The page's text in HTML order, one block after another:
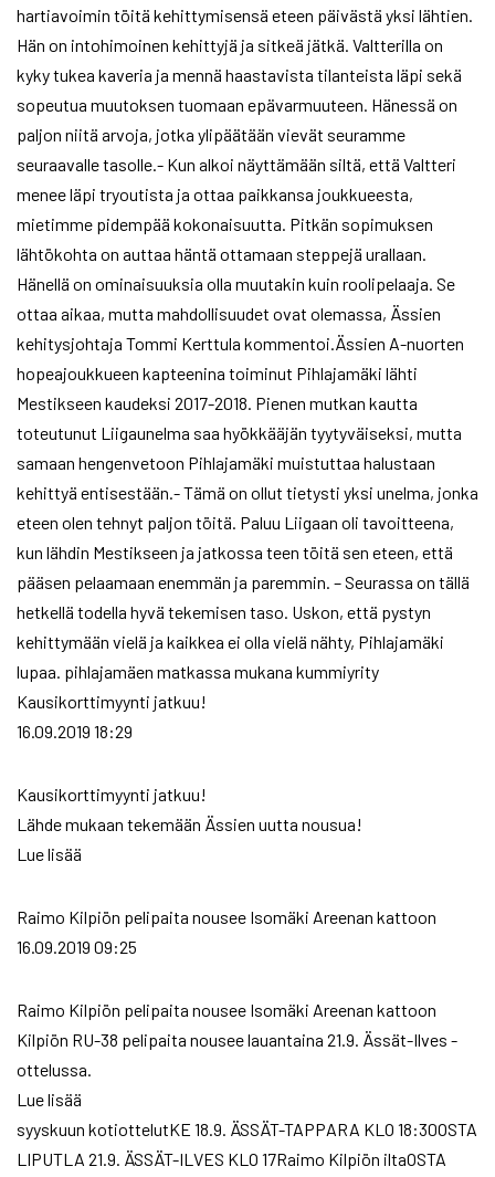
hartiavoimin töitä kehittymisensä eteen päivästä yksi lähtien.
Hän on intohimoinen kehittyjä ja sitkeä jätkä. Valtterilla on
kyky tukea kaveria ja mennä haastavista tilanteista läpi sekä
sopeutua muutoksen tuomaan epävarmuuteen. Hänessä on
paljon niitä arvoja, jotka ylipäätään vievät seuramme
seuraavalle tasolle.- Kun alkoi näyttämään siltä, että Valtteri
menee läpi tryoutista ja ottaa paikkansa joukkueesta,
mietimme pidempää kokonaisuutta. Pitkän sopimuksen
lähtökohta on auttaa häntä ottamaan steppejä urallaan.
Hänellä on ominaisuuksia olla muutakin kuin roolipelaaja. Se
ottaa aikaa, mutta mahdollisuudet ovat olemassa, Ässien
kehitysjohtaja Tommi Kerttula kommentoi.Ässien A-nuorten
hopeajoukkueen kapteenina toiminut Pihlajamäki lähti
Mestikseen kaudeksi 2017-2018. Pienen mutkan kautta
toteutunut Liigaunelma saa hyökkääjän tyytyväiseksi, mutta
samaan hengenvetoon Pihlajamäki muistuttaa halustaan
kehittyä entisestään.- Tämä on ollut tietysti yksi unelma, jonka
eteen olen tehnyt paljon töitä. Paluu Liigaan oli tavoitteena,
kun lähdin Mestikseen ja jatkossa teen töitä sen eteen, että
pääsen pelaamaan enemmän ja paremmin. – Seurassa on tällä
hetkellä todella hyvä tekemisen taso. Uskon, että pystyn
kehittymään vielä ja kaikkea ei olla vielä nähty, Pihlajamäki
lupaa. pihlajamäen matkassa mukana kummiyrity
Kausikorttimyynti jatkuu!
16.09.2019 18:29
Kausikorttimyynti jatkuu!
Lähde mukaan tekemään Ässien uutta nousua!
Lue lisää
Raimo Kilpiön pelipaita nousee Isomäki Areenan kattoon
16.09.2019 09:25
Raimo Kilpiön pelipaita nousee Isomäki Areenan kattoon
Kilpiön RU-38 pelipaita nousee lauantaina 21.9. Ässät-Ilves -
ottelussa.
Lue lisää
syyskuun kotiottelutKE 18.9. ÄSSÄT-TAPPARA KLO 18:30OSTA
LIPUT​​​​​​​LA 21.9. ÄSSÄT-ILVES KLO 17Raimo Kilpiön iltaOSTA